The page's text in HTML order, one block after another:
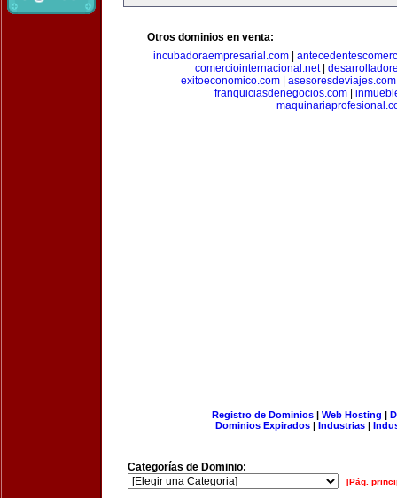
Otros dominios en venta:
incubadoraempresarial.com
comerciointernacional.net|
exitoeconomico.com| asesoresdeviajes.com
franquiciasdenegocios.com|
Registro de Dominios| Web Hosting |
Dominios Expirados | Industrias |
Categorías de Dominio:
[Pág.